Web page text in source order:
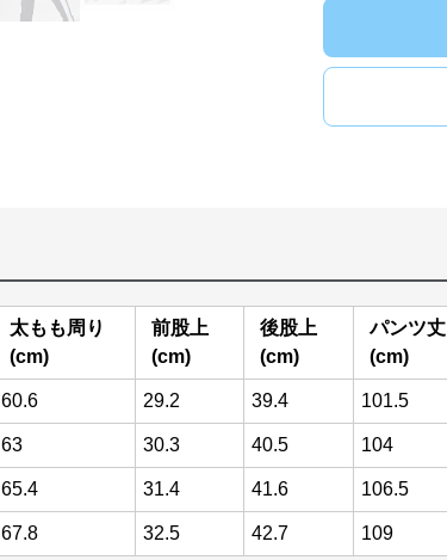
太もも周り
(cm)
前股上
(cm)
後股上
(cm)
パンツ丈
(cm)
60.6 29.2 39.4 101.5
63 30.3 40.5 104
65.4 31.4 41.6 106.5
67.8 32.5 42.7 109